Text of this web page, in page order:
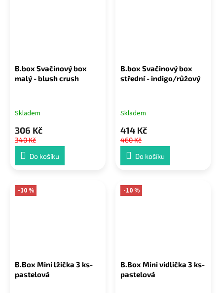
B.box Svačinový box
malý - blush crush
Skladem
306 Kč
340 Kč
Do košíku
B.box Svačinový box
střední - indigo/růžový
Skladem
414 Kč
460 Kč
Do košíku
-10 %
B.Box Mini lžička 3 ks-
pastelová
-10 %
B.Box Mini vidlička 3 ks-
pastelová